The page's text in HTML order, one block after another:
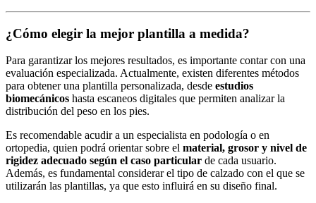
¿Cómo elegir la mejor plantilla a medida?
Para garantizar los mejores resultados, es importante contar con una
evaluación especializada. Actualmente, existen diferentes métodos
para obtener una plantilla personalizada, desde estudios
biomecánicos hasta escaneos digitales que permiten analizar la
distribución del peso en los pies.
Es recomendable acudir a un especialista en podología o en
ortopedia, quien podrá orientar sobre el material, grosor y nivel de
rigidez adecuado según el caso particular de cada usuario.
Además, es fundamental considerar el tipo de calzado con el que se
utilizarán las plantillas, ya que esto influirá en su diseño final.